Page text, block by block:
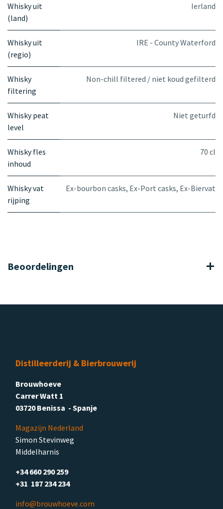
Whisky uit
(land)
Ierland
Whisky uit
(regio)
IRE - County Waterford
Whisky
filtering
Non-chill filtered / niet koud gefilterd
Whisky peat
level
Niet geturfd
Whisky fles
inhoud
70 cl
Whisky vat
rijping
Ex-bourbon casks, Ex-Port casks, Ex-Biervat
Beoordelingen
Distilleerderij & Bierbrouwerij
Brouwhoeve
Carrer Watt 1
03720 Benissa - Spanje
Magazijn Nederland
Simon Stevinweg
Middelharnis
+34 660 290 259
+31 187 234 234
info@brouwhoeve.com